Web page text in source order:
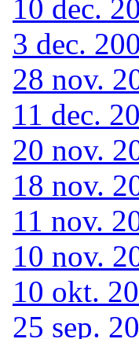
10 dec.
3 dec.
28 nov.
11 dec.
20 nov.
18 nov.
11 nov.
10 nov.
10 okt.
25 sep.